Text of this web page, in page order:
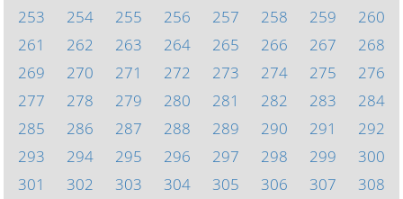
253
254 255 256 257 258 259
260
261
262 263 264 265 266 267
268
269
270 271 272 273 274 275
276
277
278 279 280 281 282 283
284
285
286 287 288 289 290 291
292
293
294 295 296 297 298 299
300
301
302 303 304 305 306 307
308